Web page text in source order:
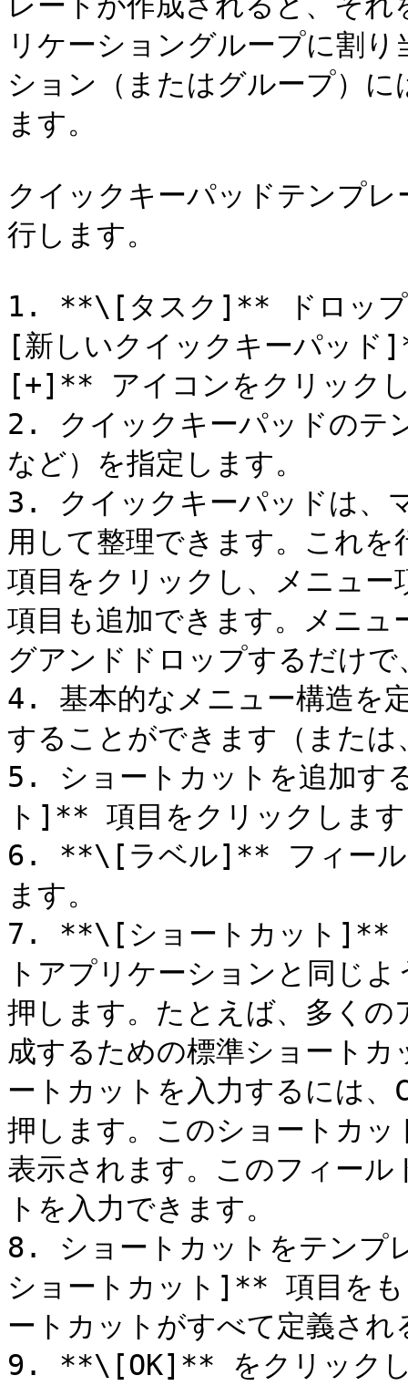
リケーショングループに割
ション（またはグループ）
ます。
クイックキーパッドテンプ
行します。
1. **\[タスク]** ドロップ
[新しいクイックキーパッ
[+]** アイコンをクリック
2. クイックキーパッドのテ
など）を指定します。
3. クイックキーパッドは、
用して整理できます。これ
項目をクリックし、メニュ
項目も追加できます。メニ
グアンドドロップするだけ
4. 基本的なメニュー構造を
することができます（また
5. ショートカットを追加す
ト]** 項目をクリックしま
6. **\[ラベル]** フィールド
ます。
7. **\[ショートカット]**
トアプリケーションと同じ
押します。たとえば、多く
成するための標準ショート
ートカットを入力するには
押します。このショートカ
表示されます。このフィー
トを入力できます。
8. ショートカットをテンプ
ショートカット]** 項目をも
ートカットがすべて定義さ
9. **\[OK]** をクリックし